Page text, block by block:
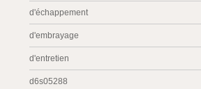
d'échappement
d'embrayage
d'entretien
d6s05288